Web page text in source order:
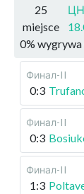
25
miejsce
0% wygrywa
Финал-II
0:3
Финал-II
0:3
Финал-II
1:3